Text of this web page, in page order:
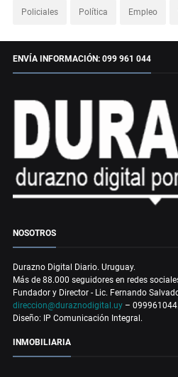
Policiales Política Empleo
ENVÍA INFORMACIÓN: 099 961 044
NOSOTROS
Durazno Digital Diario. Uruguay.
Más de 88.000 seguidores en redes
Fundador y Director - Lic. Fernando
direccion@duraznodigital.uy – 099961044.
Diseño: IP Comunicación Integral.
INMOBILIARIA